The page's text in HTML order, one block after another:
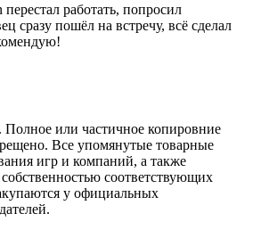
работать, попросил
сразу пошёл на встречу, всё сделал
или частичное копировние
Все упомянутые товарные
игр и компаний, а также
соответствующих
у официальных